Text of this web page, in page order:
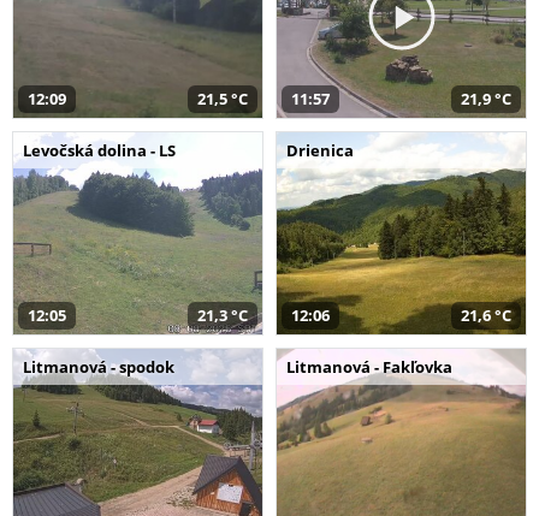
12:09 21,5 °C 11:57 21,9 °C
Levočská dolina - LS
12:05 21,3 °C
Drienica
12:06 21,6 °C
Litmanová - spodok Litmanová - Fakľovka